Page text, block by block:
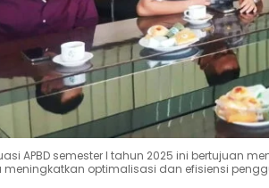
APBD semester I tahun 2025 ini bertujuan
meningkatkan optimalisasi dan efisiensi